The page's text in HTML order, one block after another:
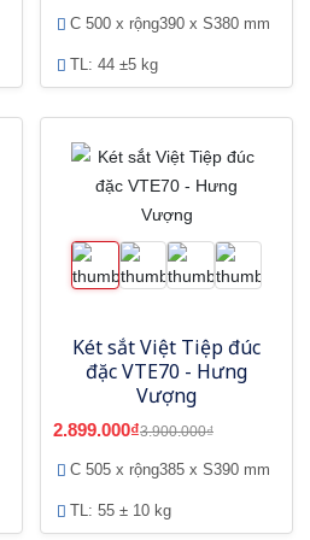
C 500 x rộng390 x S380 mm
TL: 44 ±5 kg
Két sắt Việt Tiệp đúc
đặc VTE70 - Hưng
Vượng
2.899.000₫3.900.000₫
C 505 x rộng385 x S390 mm
TL: 55 ± 10 kg